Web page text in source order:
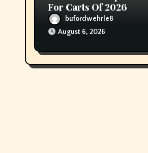
For Carts Of 2026
bufordwehrle8
August 6, 2026